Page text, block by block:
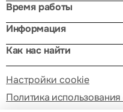
Время работы
Информация
Как нас найти
Настройки cookie
Политика